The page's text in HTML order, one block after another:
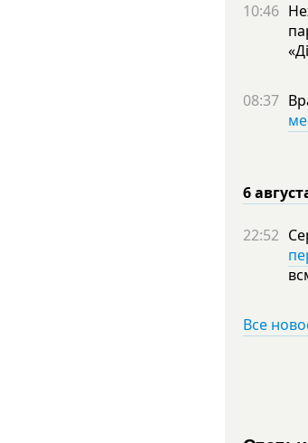
10:46
08:37
6
22:52
Все